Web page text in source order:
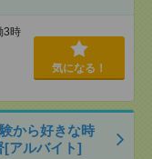
3時
気になる！
から好きな時
アルバイト]